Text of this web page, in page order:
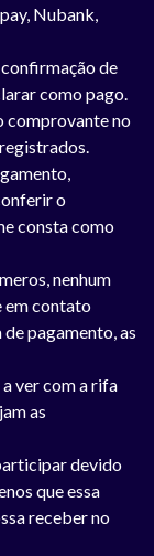
Nubank,
de
como pago.
comprovante no
o
consta como
nenhum
em contato
pagamento, as
ver com a rifa
as
devido
que essa
receber no